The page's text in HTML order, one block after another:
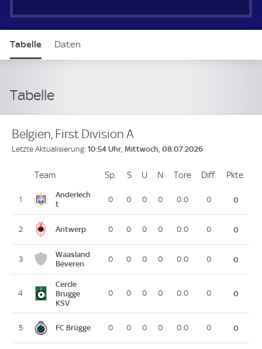
Tabelle Daten
Tabelle
Belgien, First Division A
Letzte Aktualisierung: 10:54 Uhr, Mittwoch, 08.07.2026
PlatzTeam Sp. Spiele
SSiege
U Unentschieden
N Niederlagen
Tore ToreDiff. Differenz
Pkte.
1
Anderlech
t
0 0 0 0 0:0 0 0
2 Antwerp 0 0 0 0 0:0 0 0
3
Waasland
Beveren
0 0 0 0 0:0 0 0
4
Cercle
Brugge
KSV
0 0 0 0 0:0 0 0
5 FC Brügge 0 0 0 0 0:0 0 0